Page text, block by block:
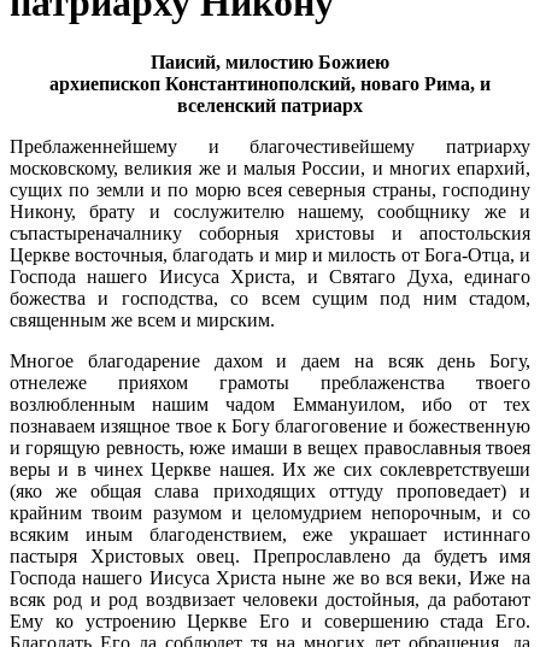
Паисий, милостию Божиею
архиепископ Константинополский, новаго Рима, и
вселенский патриарх
Преблаженнейшему и благочестивейшему патриарху
московскому, великия же и малыя России, и многих епархий,
сущих по земли и по морю всея северныя страны, господину
Никону, брату и сослужителю нашему, сообщнику же и
съпастыреначалнику соборныя христовы и апостольския
Церкве восточныя, благодать и мир и милость от Бога-Отца, и
Господа нашего Иисуса Христа, и Святаго Духа, единаго
божества и господства, со всем сущим под ним стадом,
священным же всем и мирским.
Многое благодарение дахом и даем на всяк день Богу,
отнележе прияхом грамоты преблаженства твоего
возлюбленным нашим чадом Еммануилом, ибо от тех
познаваем изящное твое к Богу благоговение и божественную
и горящую ревность, юже имаши в вещех православныя твоея
веры и в чинех Церкве нашея. Их же сих соклевретствуеши
(яко же общая слава приходящих оттуду проповедает) и
крайним твоим разумом и целомудрием непорочным, и со
всяким иным благоденствием, еже украшает истиннаго
пастыря Христовых овец. Препрославлено да будетъ имя
Господа нашего Иисуса Христа ныне же во вся веки, Иже на
всяк род и род воздвизает человеки достойныя, да работают
Ему ко устроению Церкве Его и совершению стада Его.
Благодать Его да соблюдет тя на многих лет обращения, да